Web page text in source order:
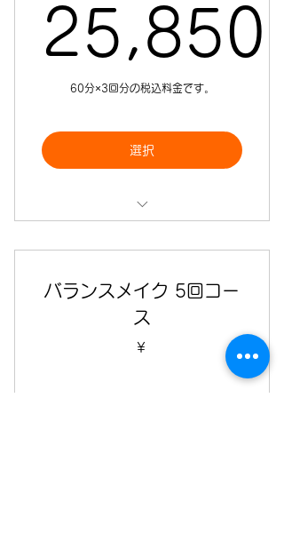
25,850
60分×3回分の税込料金です。
選択
イン)
バランスメイク 5回コー
ス
￥